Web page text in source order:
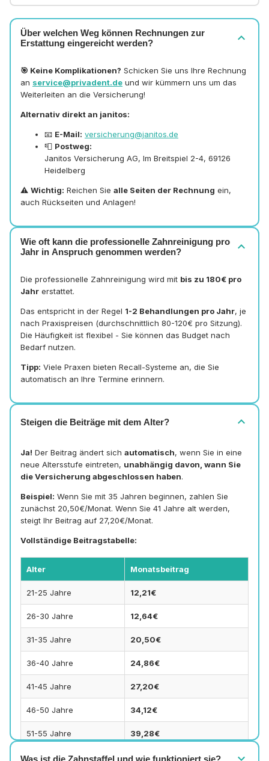
Über welchen Weg können Rechnungen zur
Erstattung eingereicht werden?
expand_more
🎯 Keine Komplikationen? Schicken Sie uns Ihre Rechnung
an service@privadent.de und wir kümmern uns um das
Weiterleiten an die Versicherung!
Alternativ direkt an janitos:
📧 E-Mail: versicherung@janitos.de
📮 Postweg:
Janitos Versicherung AG, Im Breitspiel 2-4, 69126
Heidelberg
⚠️ Wichtig: Reichen Sie alle Seiten der Rechnung ein,
auch Rückseiten und Anlagen!
Wie oft kann die professionelle Zahnreinigung pro
Jahr in Anspruch genommen werden?
expand_more
Die professionelle Zahnreinigung wird mit bis zu 180€ pro
Jahr erstattet.
Das entspricht in der Regel 1-2 Behandlungen pro Jahr, je
nach Praxispreisen (durchschnittlich 80-120€ pro Sitzung).
Die Häufigkeit ist flexibel - Sie können das Budget nach
Bedarf nutzen.
Tipp: Viele Praxen bieten Recall-Systeme an, die Sie
automatisch an Ihre Termine erinnern.
Steigen die Beiträge mit dem Alter? expand_more
Ja! Der Beitrag ändert sich automatisch, wenn Sie in eine
neue Altersstufe eintreten, unabhängig davon, wann Sie
die Versicherung abgeschlossen haben.
Beispiel: Wenn Sie mit 35 Jahren beginnen, zahlen Sie
zunächst 20,50€/Monat. Wenn Sie 41 Jahre alt werden,
steigt Ihr Beitrag auf 27,20€/Monat.
Vollständige Beitragstabelle:
Alter Monatsbeitrag
21-25 Jahre 12,21€
26-30 Jahre 12,64€
31-35 Jahre 20,50€
36-40 Jahre 24,86€
41-45 Jahre 27,20€
46-50 Jahre 34,12€
51-55 Jahre 39,28€
56-60 Jahre 44,04€
Was ist die Zahnstaffel und wie funktioniert sie?